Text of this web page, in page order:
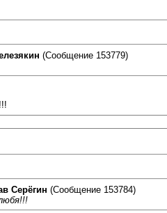
(Сообщение 153779)
Серёгин (Сообщение 153784)